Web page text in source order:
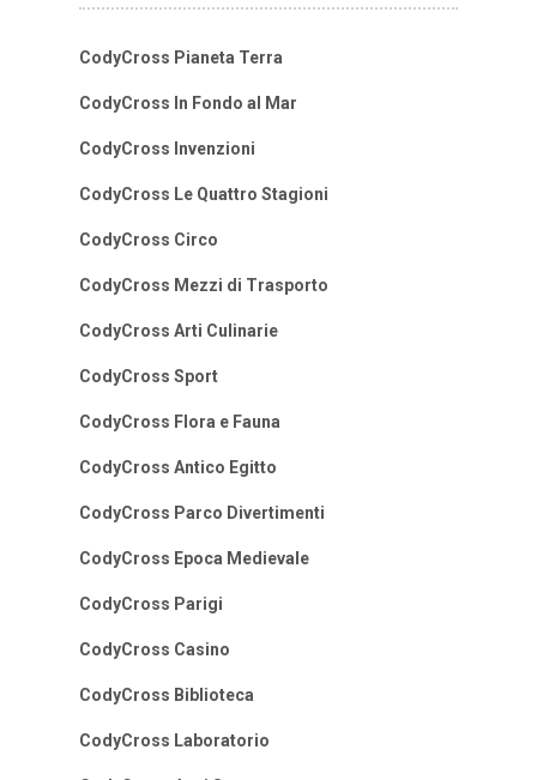
CodyCross Pianeta Terra
CodyCross In Fondo al Mar
CodyCross Invenzioni
CodyCross Le Quattro Stagioni
CodyCross Circo
CodyCross Mezzi di Trasporto
CodyCross Arti Culinarie
CodyCross Sport
CodyCross Flora e Fauna
CodyCross Antico Egitto
CodyCross Parco Divertimenti
CodyCross Epoca Medievale
CodyCross Parigi
CodyCross Casino
CodyCross Biblioteca
CodyCross Laboratorio